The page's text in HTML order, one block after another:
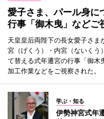
愛子さま、パール身
行事「御木曳」などご
天皇皇后両陛下の長女愛子さ
宮（げくう）・内宮（ないく
て替える式年遷宮の行事「御木
加工作業などをご視察された。
学ぶ・知る
伊勢神宮式年